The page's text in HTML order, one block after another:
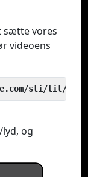
sætte vores
videoens
sti/til/
lyd, og